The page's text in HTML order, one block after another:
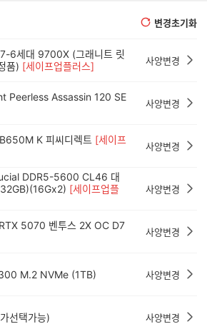
변경초기화
6세대 9700X (그래니트 릿
품) [세이프업플러스] 사양변경
Peerless Assassin 120 SE
사양변경
K 피씨디렉트 [세이프
사양변경
DDR5-5600 CL46 대
[세이프업플
사양변경
5070 벤투스 2X OC D7
사양변경
M.2 NVMe (1TB) 사양변경
선택가능) 사양변경